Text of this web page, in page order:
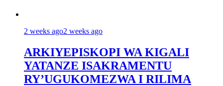
2 weeks ago2 weeks ago
ARKIYEPISKOPI WA KIGALI
YATANZE ISAKRAMENTU
RY’UGUKOMEZWA I RILIMA